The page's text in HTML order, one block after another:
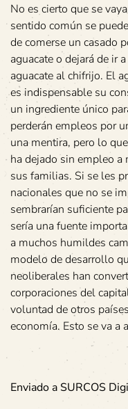
No es cierto que se
sentido común se
de comerse un casado
aguacate o dejará de ir
aguacate al chifrijo. El
es indispensable su
un ingrediente único
perderán empleos por
una mentira, pero lo
ha dejado sin empleo
sus familias. Si se les
nacionales que no se
sembrarían suficiente
sería una fuente
a muchos humildes
modelo de desarrollo
neoliberales han
corporaciones del
voluntad de otros
economía. Esto se va a
Enviado a SURCOS